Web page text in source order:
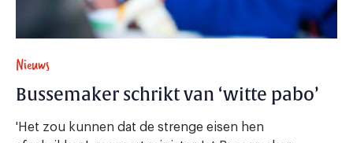
Nieuws
Bussemaker schrikt van ‘witte pabo’
'Het zou kunnen dat de strenge eisen hen